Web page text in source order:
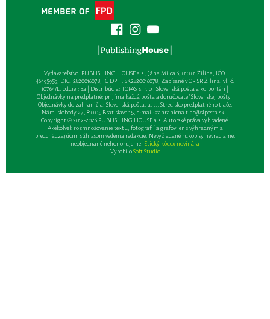
Vydavateľsťvo: PUBLISHING HOUSE a.s., Jána Milca 6, 010 01 Žilina, IČO:
46495959, DIČ: 2820016078, IČ DPH: SK2820016078, Zapísané v OR SR Žilina: vl. č.
10764/L, oddiel: Sa | Distribúcia: TOPAS, s. r. o., Slovenská pošta a kolportéri |
Objednávky na predplatné: prijíma každá pošta a doručovateľ Slovenskej pošty |
Objednávky do zahraničia: Slovenská pošta, a. s., Stredisko predplatného tlače,
Nám. slobody 27, 810 05 Bratislava 15, e-mail:zahranicna.tlac@slposta.sk. |
Copyright © 2012-2026 PUBLISHING HOUSE a.s. Autorské práva vyhradené.
Akékoľvek rozmnožovanie textu, fotografií a grafov len s výhradným a
predchádzajúcim súhlasom vedenia redakcie. Nevyžiadané rukopisy nevraciame,
neobjednané nehonorujeme. Etický kódex novinára
VyrobiloSoft Studio